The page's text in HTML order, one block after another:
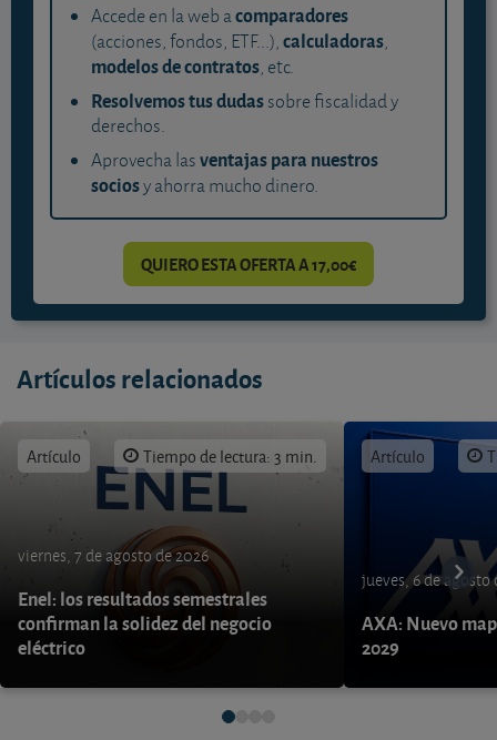
Accede en la web acomparadores
(acciones, fondos, ETF...),calculadoras,
modelos de contratos, etc.
Resolvemos tus dudassobre fiscalidad y
derechos.
Aprovecha lasventajas para nuestros
sociosy ahorra mucho dinero.
QUIERO ESTA OFERTA A 17,00€
Artículos relacionados
Artículo Tiempo de lectura: 3 min.
viernes, 7 de agosto de 2026
Enel: los resultados semestrales
confirman la solidez del negocio
eléctrico
Artículo
jueves, 6 de agosto
AXA: Nuevo
2029